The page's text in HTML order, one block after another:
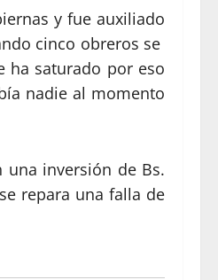
y fue auxiliado
cinco obreros se
ha saturado por eso
nadie al momento
inversión de Bs.
repara una falla de